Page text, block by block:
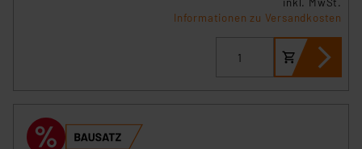
Informationen zu Versandkosten